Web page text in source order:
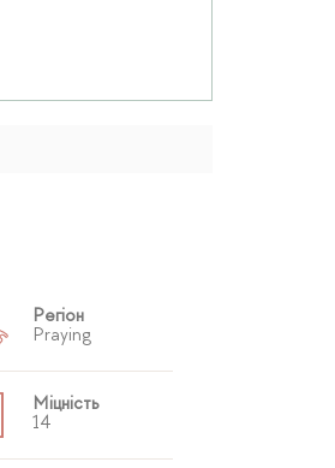
Регіон
Praying
Міцність
14